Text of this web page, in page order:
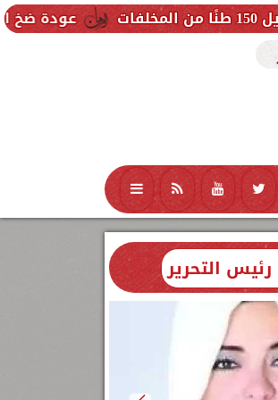
عودة ضخ المياه تدريجيًا
منوعات محافظات
التحرير